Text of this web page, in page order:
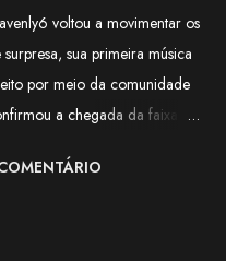
voltou a movimentar os
sua primeira música
por meio da comunidade
a chegada da faixa às
há mais de uma década.
versão de Halloween de